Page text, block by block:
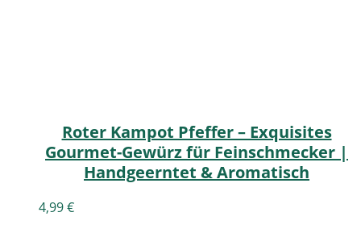
Roter Kampot Pfeffer – Exquisites
Gourmet-Gewürz für Feinschmecker |
Handgeerntet & Aromatisch
4,99€